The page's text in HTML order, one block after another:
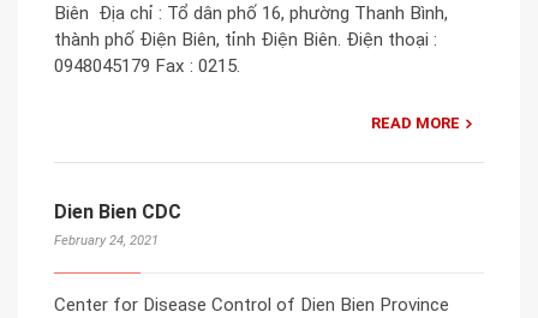
Biên Địa chỉ : Tổ dân phố 16, phường Thanh Bình,
thành phố Điện Biên, tỉnh Điện Biên. Điện thoại :
0948045179 Fax : 0215.
READ MORE
Dien Bien CDC
February 24, 2021
Center for Disease Control of Dien Bien Province